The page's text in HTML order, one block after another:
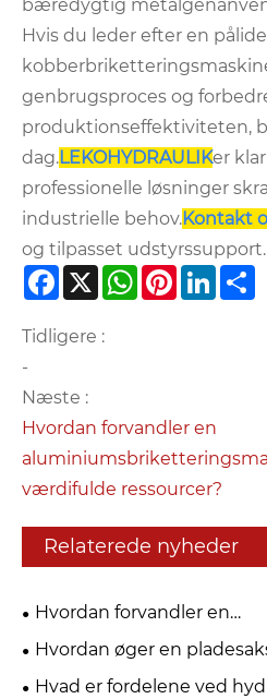
bæredygtig
Hvis du leder efter en
genbrugsproces og
produktionseffektiviteten,
dag.LEKOHYDRAULIKer
professionelle løsninger
industrielle behov.Kontakt
og tilpasset udstyrssupport.
Facebook
X WhatsApp
Pinterest
Tidligere :
-
Næste :
Hvordan forvandler en
værdifulde ressourcer?
Relaterede nyheder
Hvordan forvandler en
værdifulde ressourcer?
Hvordan øger en
produktionseffektiviteten?
Hvad er fordelene ved